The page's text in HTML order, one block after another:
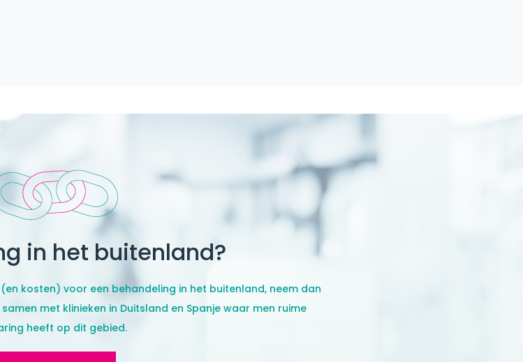
in het buitenland?
kosten) voor een behandeling in het buitenland, neem dan
met klinieken in Duitsland en Spanje waar men ruime
heeft op dit gebied.